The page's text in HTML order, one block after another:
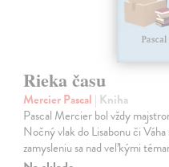
Rieka času
Mercier Pascal | Kniha
Pascal Mercier bol vždy
Nočný vlak do Lisabonu či
zamysleniu sa nad veľkými